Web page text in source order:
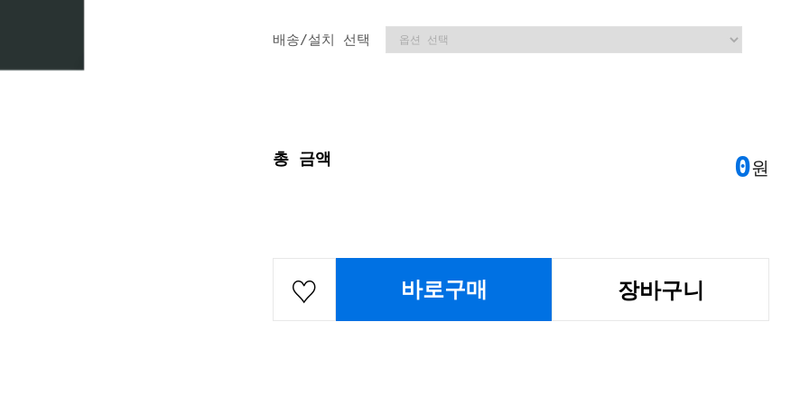
배송/설치 선택
총 금액 0원
바로구매 장바구니